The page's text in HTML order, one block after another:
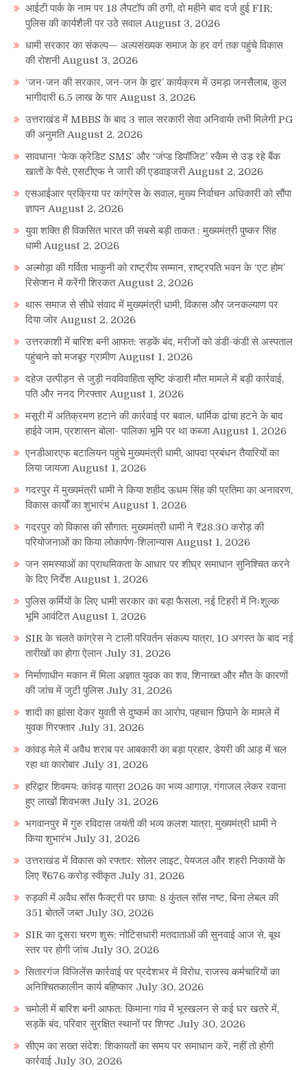
आईटी पार्क के नाम पर 18 लैपटॉप की ठगी, दो महीने बाद दर्ज हुई FIR;
पुलिस की कार्यशैली पर उठे सवाल August 3, 2026
धामी सरकार का संकल्प— अल्पसंख्यक समाज के हर वर्ग तक पहुंचे विकास
की रोशनी August 3, 2026
‘जन-जन की सरकार, जन-जन के द्वार’ कार्यक्रम में उमड़ा जनसैलाब, कुल
भागीदारी 6.5 लाख के पार August 3, 2026
उत्तराखंड में MBBS के बाद 3 साल सरकारी सेवा अनिवार्य! तभी मिलेगी PG
की अनुमति August 2, 2026
सावधान! ‘फेक क्रेडिट SMS’ और ‘जंप्ड डिपॉजिट’ स्कैम से उड़ रहे बैंक
खातों के पैसे, एसटीएफ ने जारी की एडवाइजरी August 2, 2026
एसआईआर प्रक्रिया पर कांग्रेस के सवाल, मुख्य निर्वाचन अधिकारी को सौंपा
ज्ञापन August 2, 2026
युवा शक्ति ही विकसित भारत की सबसे बड़ी ताकत : मुख्यमंत्री पुष्कर सिंह
धामी August 2, 2026
अल्मोड़ा की गर्विता भाकुनी को राष्ट्रीय सम्मान, राष्ट्रपति भवन के ‘एट होम’
रिसेप्शन में करेंगी शिरकत August 2, 2026
थारू समाज से सीधे संवाद में मुख्यमंत्री धामी, विकास और जनकल्याण पर
दिया जोर August 2, 2026
उत्तरकाशी में बारिश बनी आफत: सड़कें बंद, मरीजों को डंडी-कंडी से अस्पताल
पहुंचाने को मजबूर ग्रामीण August 1, 2026
दहेज उत्पीड़न से जुड़ी नवविवाहिता सृष्टि कंडारी मौत मामले में बड़ी कार्रवाई,
पति और ननद गिरफ्तार August 1, 2026
मसूरी में अतिक्रमण हटाने की कार्रवाई पर बवाल, धार्मिक ढांचा हटने के बाद
हाईवे जाम, प्रशासन बोला- पालिका भूमि पर था कब्जा August 1, 2026
एनडीआरएफ बटालियन पहुंचे मुख्यमंत्री धामी, आपदा प्रबंधन तैयारियों का
लिया जायजा August 1, 2026
गदरपुर में मुख्यमंत्री धामी ने किया शहीद ऊधम सिंह की प्रतिमा का अनावरण,
विकास कार्यों का शुभारंभ August 1, 2026
गदरपुर को विकास की सौगात: मुख्यमंत्री धामी ने ₹28.30 करोड़ की
परियोजनाओं का किया लोकार्पण-शिलान्यास August 1, 2026
जन समस्याओं का प्राथमिकता के आधार पर शीघ्र समाधान सुनिश्चित करने
के दिए निर्देश August 1, 2026
पुलिस कर्मियों के लिए धामी सरकार का बड़ा फैसला, नई टिहरी में निःशुल्क
भूमि आवंटित August 1, 2026
SIR के चलते कांग्रेस ने टाली परिवर्तन संकल्प यात्रा, 10 अगस्त के बाद नई
तारीखों का होगा ऐलान July 31, 2026
निर्माणाधीन मकान में मिला अज्ञात युवक का शव, शिनाख्त और मौत के कारणों
की जांच में जुटी पुलिस July 31, 2026
शादी का झांसा देकर युवती से दुष्कर्म का आरोप, पहचान छिपाने के मामले में
युवक गिरफ्तार July 31, 2026
कांवड़ मेले में अवैध शराब पर आबकारी का बड़ा प्रहार, डेयरी की आड़ में चल
रहा था कारोबार July 31, 2026
हरिद्वार शिवमय: कांवड़ यात्रा 2026 का भव्य आगाज़, गंगाजल लेकर रवाना
हुए लाखों शिवभक्त July 31, 2026
भगवानपुर में गुरु रविदास जयंती की भव्य कलश यात्रा, मुख्यमंत्री धामी ने
किया शुभारंभ July 31, 2026
उत्तराखंड में विकास को रफ्तार: सोलर लाइट, पेयजल और शहरी निकायों के
लिए ₹676 करोड़ स्वीकृत July 31, 2026
रुड़की में अवैध सॉस फैक्ट्री पर छापा: 8 कुंतल सॉस नष्ट, बिना लेबल की
351 बोतलें जब्त July 30, 2026
SIR का दूसरा चरण शुरू: नोटिसधारी मतदाताओं की सुनवाई आज से, बूथ
स्तर पर होगी जांच July 30, 2026
सितारगंज विजिलेंस कार्रवाई पर प्रदेशभर में विरोध, राजस्व कर्मचारियों का
अनिश्चितकालीन कार्य बहिष्कार July 30, 2026
चमोली में बारिश बनी आफत: किमाना गांव में भूस्खलन से कई घर खतरे में,
सड़कें बंद, परिवार सुरक्षित स्थानों पर शिफ्ट July 30, 2026
सीएम का सख्त संदेश: शिकायतों का समय पर समाधान करें, नहीं तो होगी
कार्रवाई July 30, 2026